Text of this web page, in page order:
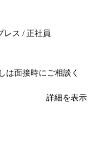
レス / 正社員
は面接時にご相談く
詳細を表示